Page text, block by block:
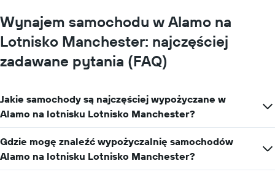
wynajem
samochodu
na
jeden
Wynajem samochodu w Alamo na
Lotnisko Manchester: najczęściej
zadawane pytania (FAQ)
Jakie samochody są najczęściej wypożyczane w
Alamo na lotnisku Lotnisko Manchester?
Gdzie mogę znaleźć wypożyczalnię samochodów
Alamo na lotnisku Lotnisko Manchester?